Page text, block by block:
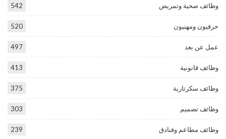
وظائف صحية وتمريض 542
حرفيون ومهنيون 520
عمل عن بعد 497
وظائف قانونية 413
وظائف سكرتارية 375
وظائف تصميم 303
وظائف مطاعم وفنادق 239